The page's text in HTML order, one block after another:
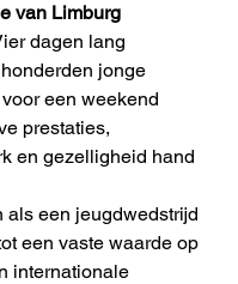
van Limburg
dagen lang
jonge
een weekend
prestaties,
en gezelligheid hand
als een jeugdwedstrijd
een vaste waarde op
internationale